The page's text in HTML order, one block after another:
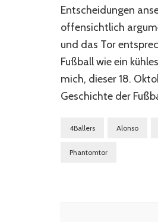
Entscheidungen
offensichtlich
und das Tor
Fußball wie ein
mich, dieser 18.
Geschichte der
4Ballers Alonso
Phantomtor